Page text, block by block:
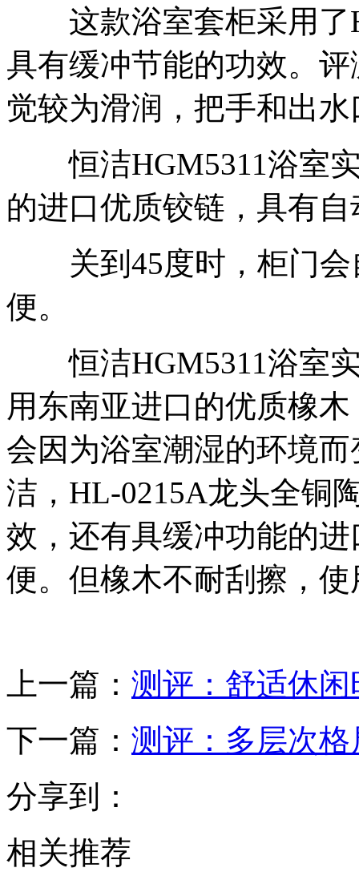
这款浴室套柜采用了
具有缓冲节能的功效。
觉较为滑润，把手和出
恒洁HGM5311浴室实
的进口优质铰链，具有
关到45度时，柜门会
便。
恒洁HGM5311浴室实
用东南亚进口的优质橡
会因为浴室潮湿的环境
洁，HL-0215A龙头全铜
效，还有具缓冲功能的
便。但橡木不耐刮擦，
上一篇： 测评：舒适休
下一篇： 测评：多层次
分享到：
相关推荐